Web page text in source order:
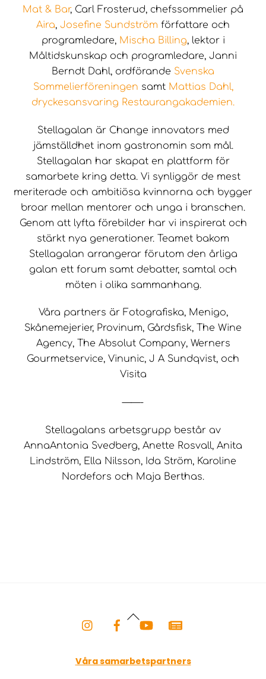
Mat & Bar, Carl Frosterud, chefssommelier på
Aira, Josefine Sundström författare och
programledare, Mischa Billing, lektor i
Måltidskunskap och programledare, Janni
Berndt Dahl, ordförande Svenska
Sommelierföreningen samt Mattias Dahl,
dryckesansvaring Restaurangakademien.
Stellagalan är Change innovators med
jämställdhet inom gastronomin som mål.
Stellagalan har skapat en plattform för
samarbete kring detta. Vi synliggör de mest
meriterade och ambitiösa kvinnorna och bygger
broar mellan mentorer och unga i branschen.
Genom att lyfta förebilder har vi inspirerat och
stärkt nya generationer. Teamet bakom
Stellagalan arrangerar förutom den årliga
galan ett forum samt debatter, samtal och
möten i olika sammanhang.
Våra partners är Fotografiska, Menigo,
Skånemejerier, Provinum, Gårdsfisk, The Wine
Agency, The Absolut Company, Werners
Gourmetservice, Vinunic, J A Sundqvist, och
Visita
——-
Stellagalans arbetsgrupp består av
AnnaAntonia Svedberg, Anette Rosvall, Anita
Lindström, Ella Nilsson, Ida Ström, Karoline
Nordefors och Maja Berthas.
Back
To
Våra samarbetspartners